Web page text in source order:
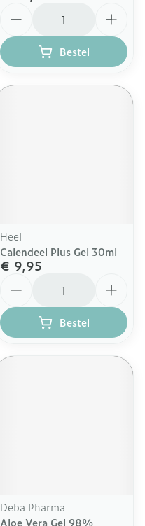
Bestel
Heel
Calendeel Plus Gel 30ml
€ 9,95
Bestel
Deba Pharma
Aloe Vera Gel 98%